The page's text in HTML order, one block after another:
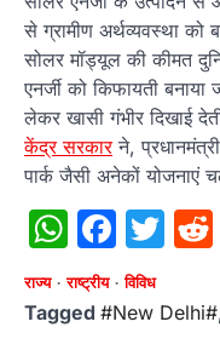
से ग्रामीण अर्थव्यवस्था
सोलर मॉड्यूल की कीमत
एनर्जी को किफायती
लेकर खासी गंभीर दिखाई
केंद्र सरकारने,
पार्क जैसी अनेकों योजनाएं
राज्य राष्ट्रीय विविध
Tagged #New Delhi#